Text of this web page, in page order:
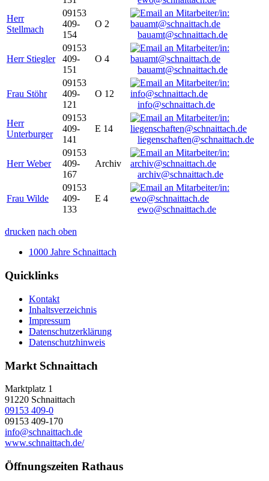
Herr
Stellmach
09153
409-
154
O 2
bauamt@schnaittach.de
Herr Stiegler
09153
409-
151
O 4
bauamt@schnaittach.de
Frau Stöhr
09153
409-
121
O 12
info@schnaittach.de
Herr
Unterburger
09153
409-
141
E 14
liegenschaften@schnaittach.de
Herr Weber
09153
409-
167
Archiv
archiv@schnaittach.de
Frau Wilde
09153
409-
133
E 4
ewo@schnaittach.de
drucken nach oben
1000 Jahre Schnaittach
Quicklinks
Kontakt
Inhaltsverzeichnis
Impressum
Datenschutzerklärung
Datenschutzhinweis
Markt Schnaittach
Marktplatz 1
91220 Schnaittach
09153 409-0
09153 409-170
info@schnaittach.de
www.schnaittach.de/
Öffnungszeiten Rathaus